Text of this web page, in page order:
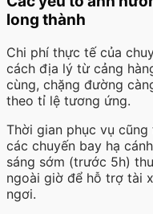
long thành
Chi phí thực tế của
cách địa lý từ cảng
cùng, chặng đường
theo tỉ lệ tương ứng.
Thời gian phục vụ
các chuyến bay hạ
sáng sớm (trước 5h)
ngoài giờ để hỗ trợ tài
ngơi.